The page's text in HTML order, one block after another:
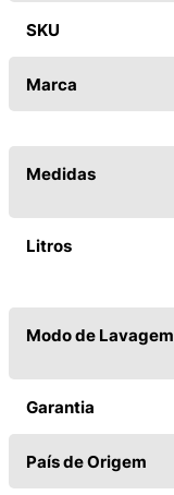
SKU
Marca
Medidas
Litros
Modo de Lavagem
Garantia
País de Origem